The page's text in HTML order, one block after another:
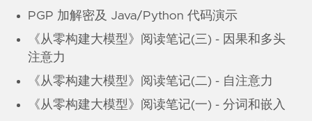
PGP 加解密及 Java/Python 代码演示
《从零构建大模型》阅读笔记(三) - 因果和多头
注意力
《从零构建大模型》阅读笔记(二) - 自注意力
《从零构建大模型》阅读笔记(一) - 分词和嵌入